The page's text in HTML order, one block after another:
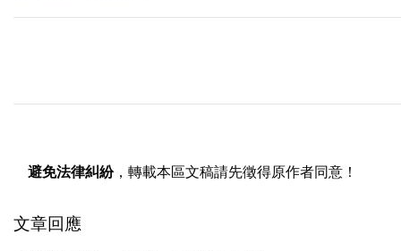
避免法律糾紛，轉載本區文稿請先徵得原作者同意！
文章回應